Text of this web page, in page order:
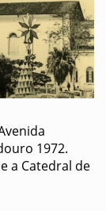
1972.
a Catedral de